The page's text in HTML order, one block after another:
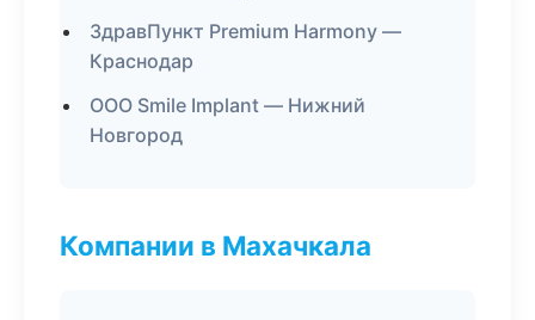
ЗдравПункт Premium Harmony —
Краснодар
ООО Smile Implant — Нижний
Новгород
Компании в Махачкала